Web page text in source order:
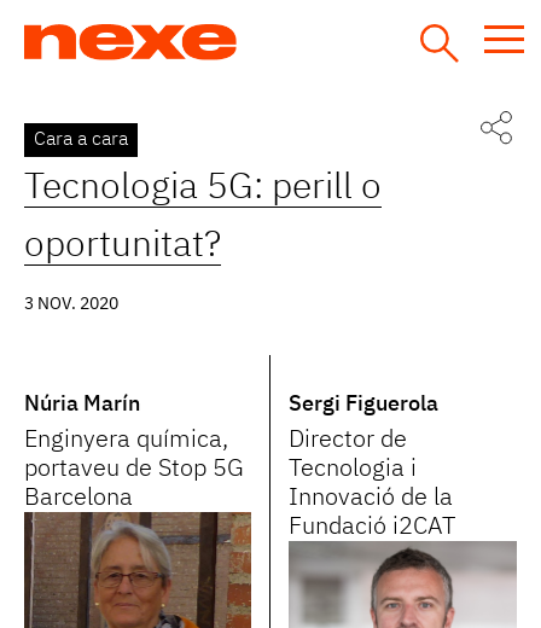
Back
to
top
Cara a cara
Tecnologia 5G: perill o
oportunitat?
3 NOV. 2020
Núria Marín
Enginyera química,
portaveu de Stop 5G
Barcelona
Sergi Figuerola
Director de
Tecnologia i
Innovació de la
Fundació i2CAT